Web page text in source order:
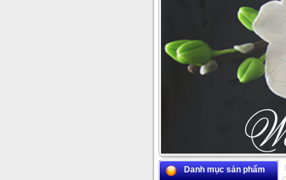
Danh mục sản phẩm